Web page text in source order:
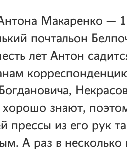
Макаренко —
почтальон
лет Антон
хорошо знают,
прессы из его рук
А раз в